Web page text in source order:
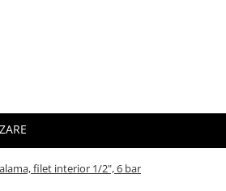
filet interior 1/2", 6 bar